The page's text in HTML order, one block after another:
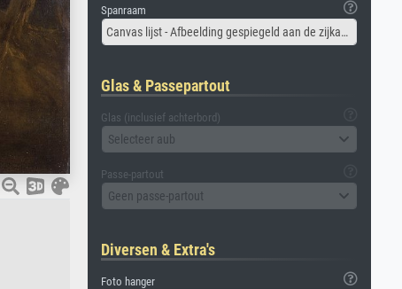
Spanraam
Canvas lijst - Afbeelding gespiegeld aan de zijkant
Glas & Passepartout
Glas (inclusief achterbord)
Selecteer aub
Passe-partout
Geen passe-partout
Diversen & Extra's
Foto hanger